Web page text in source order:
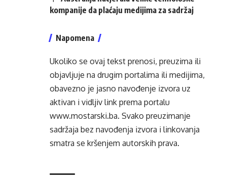
kompanije da plaćaju medijima za sadržaj
Napomena
Ukoliko se ovaj tekst prenosi, preuzima ili
objavljuje na drugim portalima ili medijima,
obavezno je jasno navođenje izvora uz
aktivan i vidljiv link prema portalu
www.mostarski.ba. Svako preuzimanje
sadržaja bez navođenja izvora i linkovanja
smatra se kršenjem autorskih prava.